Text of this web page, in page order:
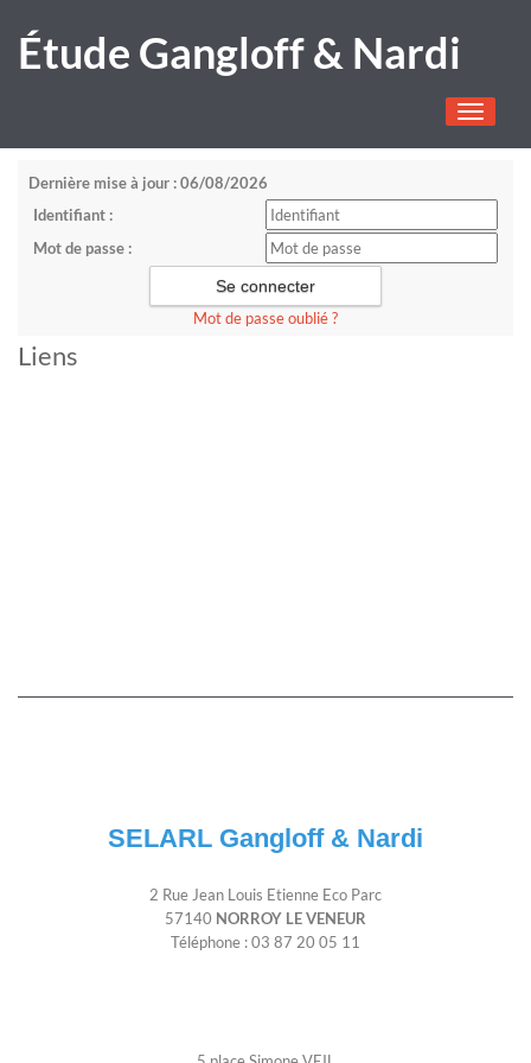
Étude Gangloff & Nardi
Toggle
Dernière mise à jour : 06/08/2026
Identifiant :
Mot de passe :
Mot de passe oublié ?
Liens
SELARL Gangloff & Nardi
2 Rue Jean Louis Etienne Eco Parc
57140 NORROY LE VENEUR
Téléphone : 03 87 20 05 11